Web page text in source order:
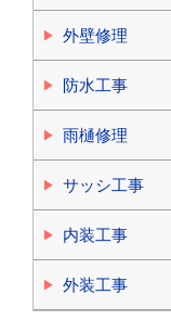
外壁修理
防水工事
雨樋修理
サッシ工事
内装工事
外装工事